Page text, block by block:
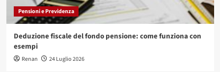
Pensioni e Previdenza
Deduzione fiscale del fondo pensione: come funziona con
esempi
Renan 24 Luglio 2026